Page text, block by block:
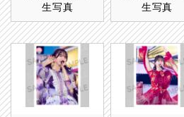
生写真
生写真